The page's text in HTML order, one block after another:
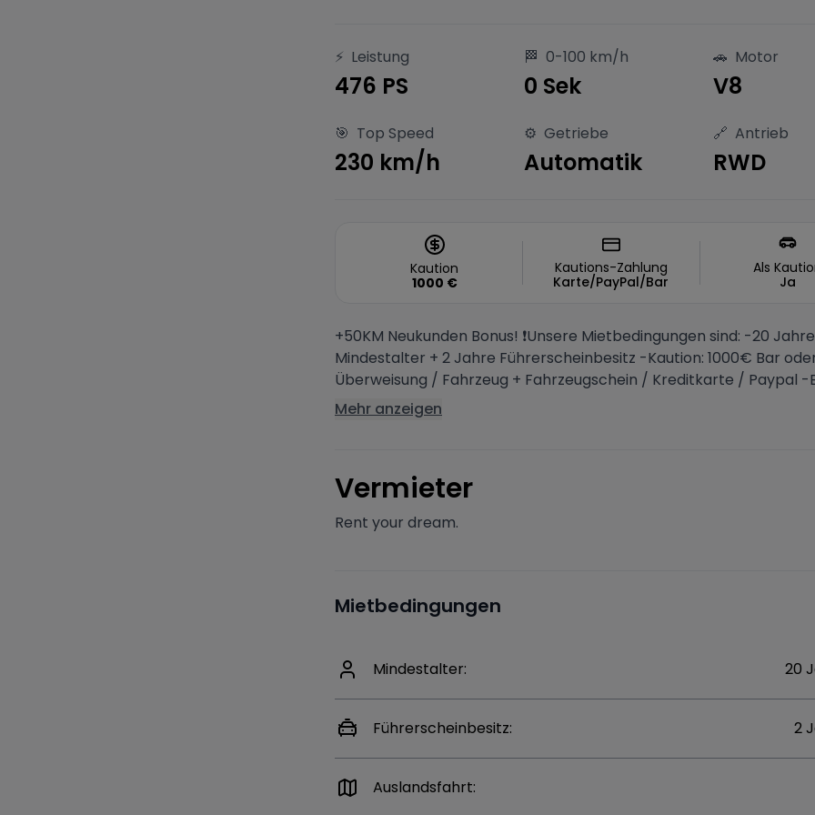
⚡ Leistung
476 PS
🏁 0-100 km/h
0 Sek
🚗 Motor
V8
🎯 Top Speed
230 km/h
⚙️ Getriebe
Automatik
🔗 Antrieb
RWD
Kaution
1000 €
Kautions-Zahlung
Karte/PayPal/Bar
Als
Ja
+50KM Neukunden Bonus! ❗️Unsere Mietbedingungen sind: -20 Jahre
Mindestalter + 2 Jahre Führerscheinbesitz -Kaution: 1000€ Bar
Überweisung / Fahrzeug + Fahrzeugschein / Kreditkarte / Paypal -
Mehr anzeigen
Vermieter
Rent your dream.
Mietbedingungen
Mindestalter: 20
Führerscheinbesitz: 2
Auslandsfahrt: